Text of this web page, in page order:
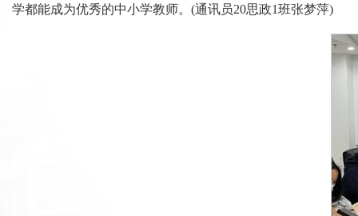
学都能成为优秀的中小学教师。(通讯员20思政1班张梦萍)